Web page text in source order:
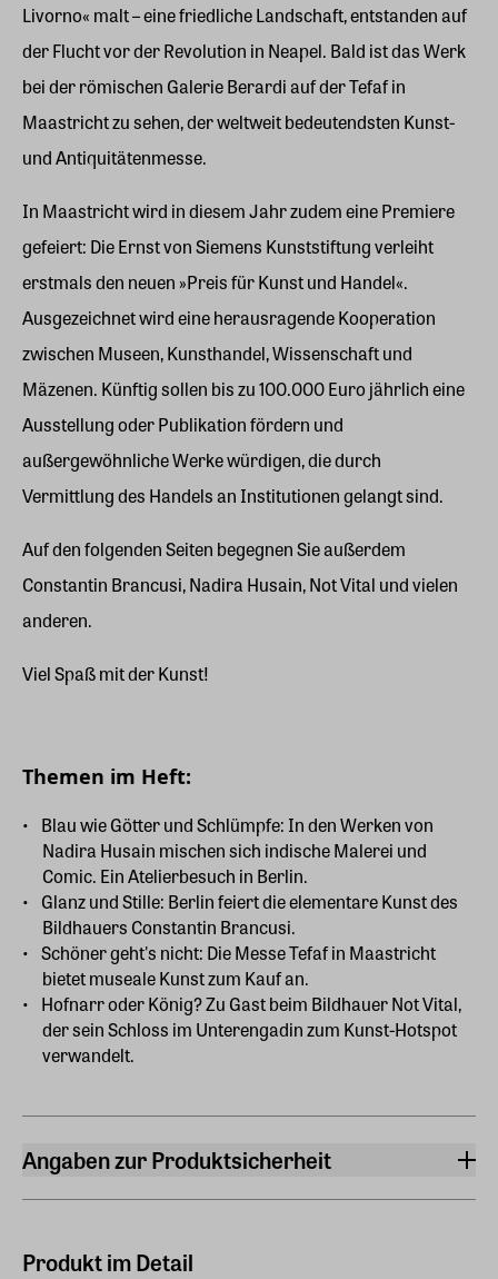
Livorno« malt – eine friedliche Landschaft, entstanden auf
der Flucht vor der Revolution in Neapel. Bald ist das Werk
bei der römischen Galerie Berardi auf der Tefaf in
Maastricht zu sehen, der weltweit bedeutendsten Kunst-
und Antiquitätenmesse.
In Maastricht wird in diesem Jahr zudem eine Premiere
gefeiert: Die Ernst von Siemens Kunststiftung verleiht
erstmals den neuen »Preis für Kunst und Handel«.
Ausgezeichnet wird eine herausragende Kooperation
zwischen Museen, Kunsthandel, Wissenschaft und
Mäzenen. Künftig sollen bis zu 100.000 Euro jährlich eine
Ausstellung oder Publikation fördern und
außergewöhnliche Werke würdigen, die durch
Vermittlung des Handels an Institutionen gelangt sind.
Auf den folgenden Seiten begegnen Sie außerdem
Constantin Brancusi, Nadira Husain, Not Vital und vielen
anderen.
Viel Spaß mit der Kunst!
Themen im Heft:
Blau wie Götter und Schlümpfe: In den Werken von
Nadira Husain mischen sich indische Malerei und
Comic. Ein Atelierbesuch in Berlin.
Glanz und Stille: Berlin feiert die elementare Kunst des
Bildhauers Constantin Brancusi.
Schöner geht's nicht: Die Messe Tefaf in Maastricht
bietet museale Kunst zum Kauf an.
Hofnarr oder König? Zu Gast beim Bildhauer Not Vital,
der sein Schloss im Unterengadin zum Kunst-Hotspot
verwandelt.
Angaben zur Produktsicherheit
Produkt im Detail